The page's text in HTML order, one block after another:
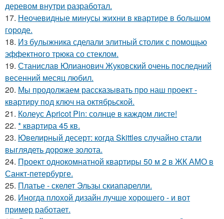
деревом внутри разработал.
17. Неочевидные минусы жихни в квартире в большом
городе.
18. Из булыжника сделали элитный столик с помощью
эффектного трюка со стеклом.
19. Станислав Юлианович Жуковский очень последний
весенний месяц любил.
20. Мы продолжаем рассказывать про наш проект -
квартиру под ключ на октябрьской.
21. Колеус Apricot Pin: солнце в каждом листе!
22. * квартира 45 кв.
23. Ювелирный десерт: когда Skittles случайно стали
выглядеть дороже золота.
24. Проект однокомнатной квартиры 50 м 2 в ЖК АМО в
Санкт-петербурге.
25. Платье - скелет Эльзы скиапарелли.
26. Иногда плохой дизайн лучше хорошего - и вот
пример работает.